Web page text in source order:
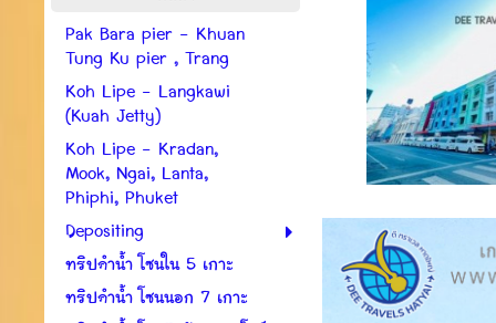
Pak Bara pier - Khuan
Tung Ku pier , Trang
Koh Lipe - Langkawi
(Kuah Jetty)
Koh Lipe - Kradan,
Mook, Ngai, Lanta,
Phiphi, Phuket
Depositing
ทริปดำน้ำ โซนใน 5 เกาะ
ทริปดำน้ำ โซนนอก 7 เกาะ